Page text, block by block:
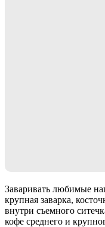
Заваривать любимые
крупная заварка,
внутри съемного
кофе среднего и